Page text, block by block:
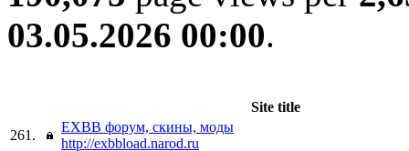
03.05.2026 00:00.
Site title
261.
EXBB форум, скины, моды
http://exbbload.narod.ru